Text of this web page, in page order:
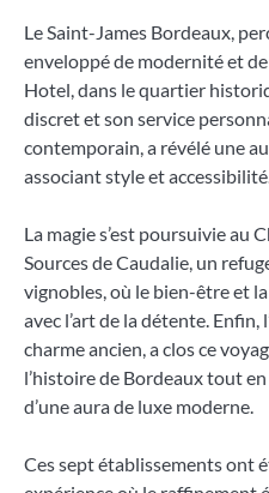
Le Saint-James Bordeaux,
enveloppé de modernité et
Hotel, dans le quartier
discret et son service
contemporain, a révélé une
associant style et
La magie s’est poursuivie au
Sources de Caudalie, un
vignobles, où le bien-être et
avec l’art de la détente. Enfin,
charme ancien, a clos ce
l’histoire de Bordeaux tout
d’une aura de luxe moderne.
Ces sept établissements ont